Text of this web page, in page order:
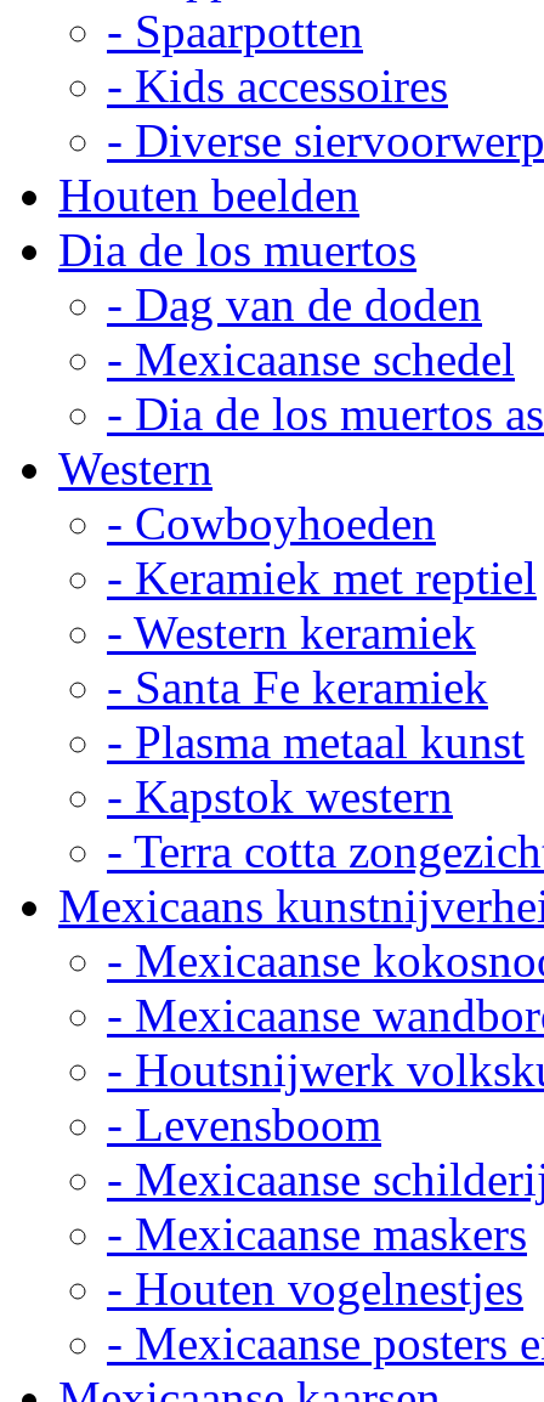
- Spaarpotten
- Kids accessoires
- Diverse
Houten beelden
Dia de los muertos
- Dag van de doden
- Mexicaanse schedel
- Dia de los muertos
Western
- Cowboyhoeden
- Keramiek met reptiel
- Western keramiek
- Santa Fe keramiek
- Plasma metaal kunst
- Kapstok western
- Terra cotta
Mexicaans
- Mexicaanse
- Mexicaanse
- Houtsnijwerk
- Levensboom
- Mexicaanse
- Mexicaanse maskers
- Houten vogelnestjes
- Mexicaanse posters